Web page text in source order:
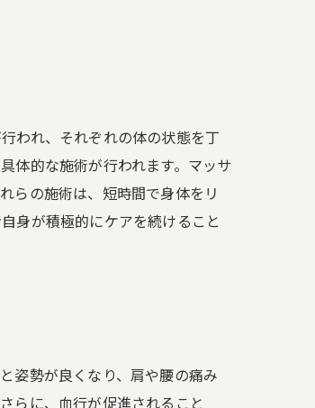
われ、それぞれの体の状態を丁
体的な施術が行われます。マッサ
らの施術は、短時間で身体をリ
身が積極的にケアを続けること
姿勢が良くなり、肩や腰の痛み
らに、血行が促進されること